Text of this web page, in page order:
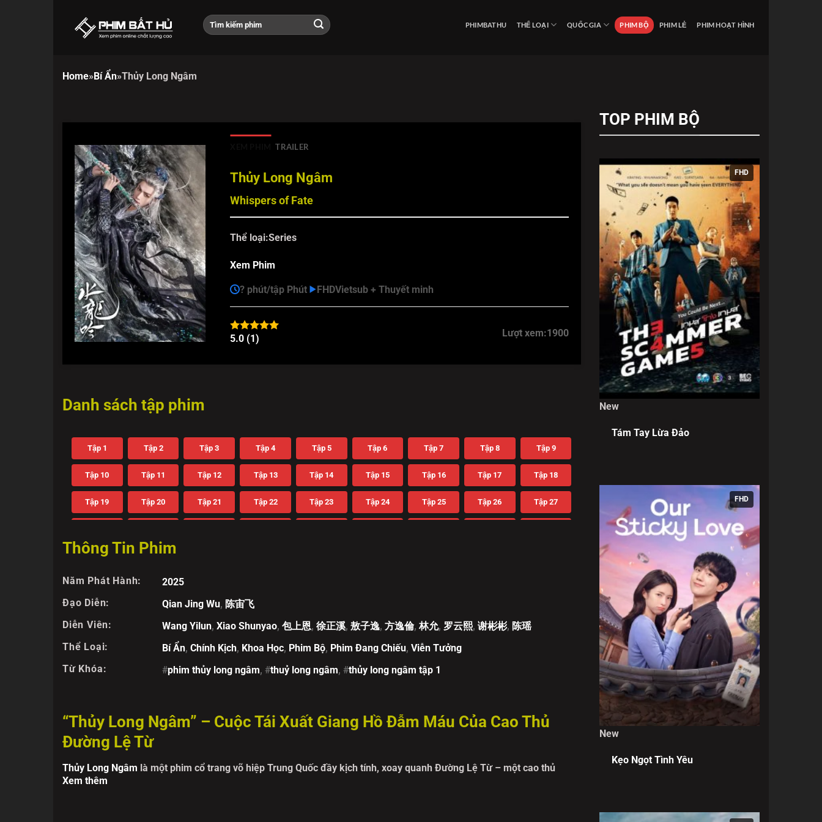
PHIMBATHU THỂ LOẠI QUỐC GIA PHIM BỘ PHIM LẺ PHIM HOẠT HÌNH
Home»Bí Ẩn»Thủy Long Ngâm
TRAILER
Thủy Long Ngâm
Whispers of Fate
Thể loại:Series
Xem Phim
? phút/tập Phút FHDVietsub + Thuyết minh
5.0 (1) Lượt xem:1900
Danh sách tập phim
Tập 1 Tập 2 Tập 3 Tập 4 Tập 5 Tập 6 Tập 7 Tập 8 Tập 9
Tập 10 Tập 11 Tập 12 Tập 13 Tập 14 Tập 15 Tập 16 Tập 17 Tập 18
Tập 19 Tập 20 Tập 21 Tập 22 Tập 23 Tập 24 Tập 25 Tập 26 Tập 27
Tập 37 Tập 38
Thông Tin Phim
Năm Phát Hành:
2025
Đạo Diễn:
Qian Jing Wu, 陈宙飞
Diễn Viên:
Wang Yilun, Xiao Shunyao, 包上恩, 徐正溪, 敖子逸, 方逸倫,林允, 罗云熙, 谢彬彬, 陈瑶
Thể Loại:
Bí Ẩn, Chính Kịch, Khoa Học, Phim Bộ, Phim Đang Chiếu, Viễn Tưởng
Từ Khóa:
#phim thủy long ngâm, #thuỷ long ngâm, #thủy long ngâm tập 1
“Thủy Long Ngâm” – Cuộc Tái Xuất Giang Hồ Đẫm Máu Của Cao Thủ
Đường Lệ Từ
Thủy Long Ngâm là một phim cổ trang võ hiệp Trung Quốc đầy kịch tính, xoay quanh Đường Lệ Từ – một cao thủ
thông minh tuyệt đỉnh, từng vang danh thiên hạ nhưng nay đã chọn sống ẩn dật. Cuộc sống bình yên của chàng nhanh
Xem thêm
TOP PHIM BỘ
FHD
New
Tám Tay Lừa Đảo
FHD
New
Kẹo Ngọt Tình Yêu